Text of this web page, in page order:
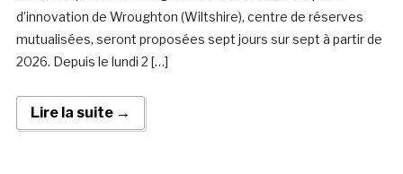
d’innovation de Wroughton (Wiltshire), centre de réserves
mutualisées, seront proposées sept jours sur sept à partir de
2026. Depuis le lundi 2 […]
Lire la suite →